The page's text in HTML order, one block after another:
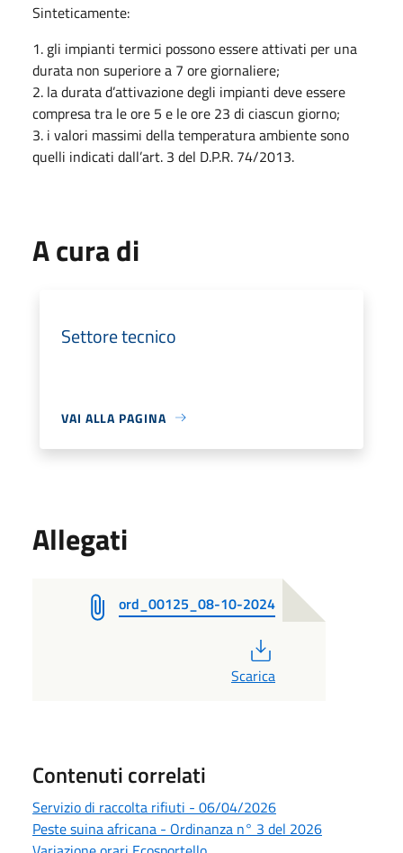
Sinteticamente:
1. gli impianti termici possono essere attivati per una
durata non superiore a 7 ore giornaliere;
2. la durata d’attivazione degli impianti deve essere
compresa tra le ore 5 e le ore 23 di ciascun giorno;
3. i valori massimi della temperatura ambiente sono
quelli indicati dall’art. 3 del D.P.R. 74/2013.
A cura di
Settore tecnico
VAI ALLA PAGINA
Allegati
ord_00125_08-10-2024
Scarica
Contenuti correlati
Servizio di raccolta rifiuti - 06/04/2026
Peste suina africana - Ordinanza n° 3 del 2026